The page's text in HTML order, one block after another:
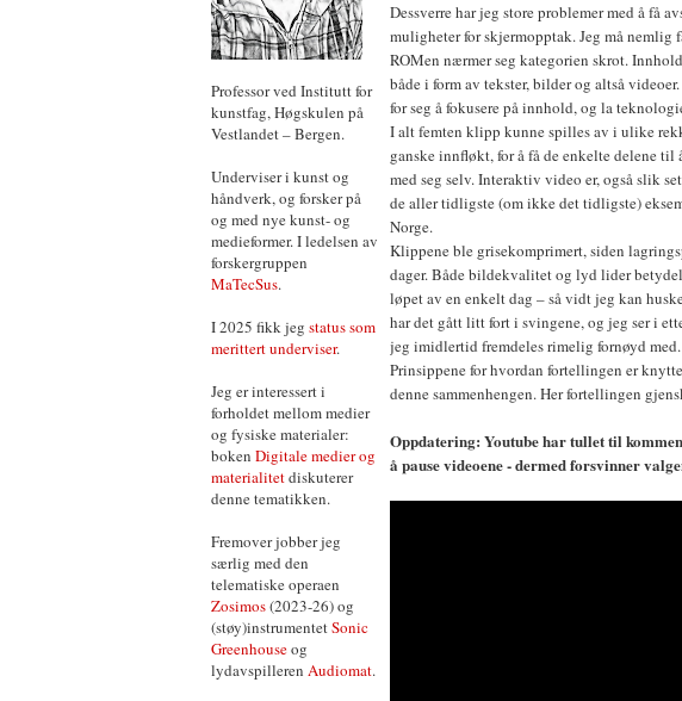
Professor ved Institutt for
kunstfag, Høgskulen på
Vestlandet – Bergen.
Underviser i kunst og
håndverk, og forsker på
og med nye kunst- og
medieformer. I ledelsen av
forskergruppen
MaTecSus.
I 2025 fikk jeg status som
merittert underviser.
Jeg er interessert i
forholdet mellom medier
og fysiske materialer:
boken Digitale medier og
materialitetdiskuterer
denne tematikken.
Fremover jobber jeg
særlig med den
telematiske operaen
Zosimos(2023-26) og
(støy)instrumentetSonic
Greenhouseog
lydavspilleren Audiomat.
Dessverre har jeg store problemer med å få
muligheter for skjermopptak. Jeg må nemlig
ROMen nærmer seg kategorien skrot.
både i form av tekster, bilder og altså
for seg å fokusere på innhold, og la
I alt femten klipp kunne spilles av i ulike
ganske innfløkt, for å få de enkelte delene til
med seg selv. Interaktiv video er, også slik
de aller tidligste (om ikke det tidligste)
Norge.
Klippene ble grisekomprimert, siden
dager. Både bildekvalitet og lyd lider
løpet av en enkelt dag – så vidt jeg kan
har det gått litt fort i svingene, og jeg ser i
jeg imidlertid fremdeles rimelig fornøyd med.
Prinsippene for hvordan fortellingen er
denne sammenhengen. Her fortellingen
Oppdatering: Youtube har tullet til
å pause videoene - dermed forsvinner